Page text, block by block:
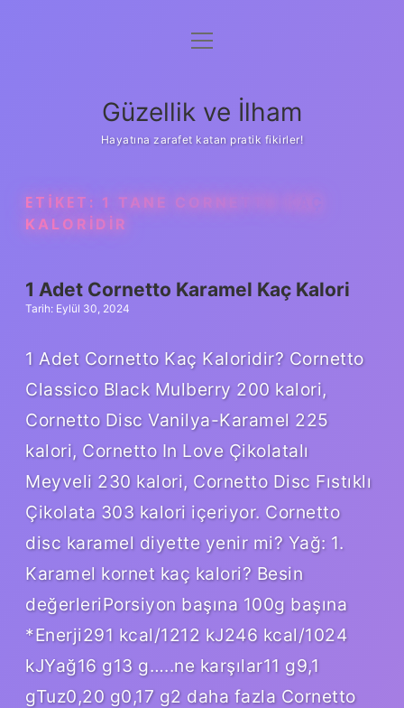
Anasayfa
Yasal Uyarı
menüyü
Güzellik ve İlham
Hayatına zarafet katan pratik fikirler!
ETIKET: 1 TANE CORNETTO KAÇ
KALORIDIR
1 Adet Cornetto Karamel Kaç Kalori
Tarih: Eylül 30, 2024
1 Adet Cornetto Kaç Kaloridir? Cornetto
Classico Black Mulberry 200 kalori,
Cornetto Disc Vanilya-Karamel 225
kalori, Cornetto In Love Çikolatalı
Meyveli 230 kalori, Cornetto Disc Fıstıklı
Çikolata 303 kalori içeriyor. Cornetto
disc karamel diyette yenir mi? Yağ: 1.
Karamel kornet kaç kalori? Besin
değerleriPorsiyon başına 100g başına
*Enerji291 kcal/1212 kJ246 kcal/1024
kJYağ16 g13 g…..ne karşılar11 g9,1
gTuz0,20 g0,17 g2 daha fazla Cornetto